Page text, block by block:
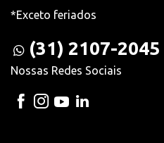
*Exceto feriados
(31) 2107-2045
Nossas Redes Sociais